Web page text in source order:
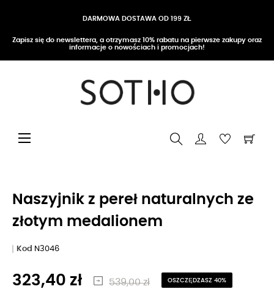
DARMOWA DOSTAWA OD 199 ZŁ
Zapisz się do newslettera, a otrzymasz 10% rabatu na pierwsze zakupy oraz
informacje o nowościach i promocjach!
Przełącz nawigację
☰
Naszyjnik z pereł naturalnych ze
złotym medalionem
Kod N3046
323,40 zł 539,00 zł OSZCZĘDZASZ 40%